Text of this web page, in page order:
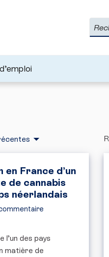
en France d’un
de cannabis
néerlandais
l’un des pays
matière de